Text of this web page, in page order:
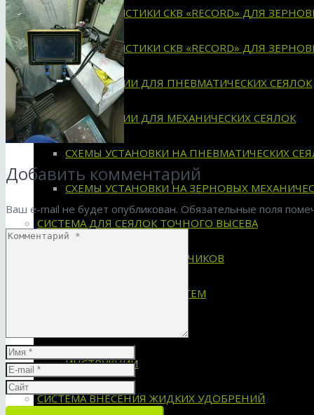
ХАРАКТЕРИСТИКИ СКВ «RECORD» ДЛЯ
ХАРАКТЕРИСТИКИ СКВ «RECORD» ДЛЯ
ИНСТРУКЦИИ ДЛЯ ПНЕВМАТИЧЕСКИХ СЕЯЛОК
ИНСТРУКЦИИ ДЛЯ МЕХАНИЧЕСКИХ СЕЯЛОК
СХЕМЫ УСТАНОВКИ НА ПНЕВМАТИЧЕСКИХ
СХЕМЫ УСТАНОВКИ НА ЗЕРНОВЫХ
СИСТЕМА ДЛЯ СЕЯЛОК ТОЧНОГО ВЫСЕВА
ПРИМЕНЯЕМОСТЬ ДАТЧИКОВ
ХАРАКТЕРИСТИКИ СИСТЕМ
ИНСТРУКЦИИ
СИСТЕМА ВНЕСЕНИЯ ЖИДКИХ УДОБРЕНИЙ
Добавить комментарий
Ваш e-mail не будет опубликован. Обязательные поля